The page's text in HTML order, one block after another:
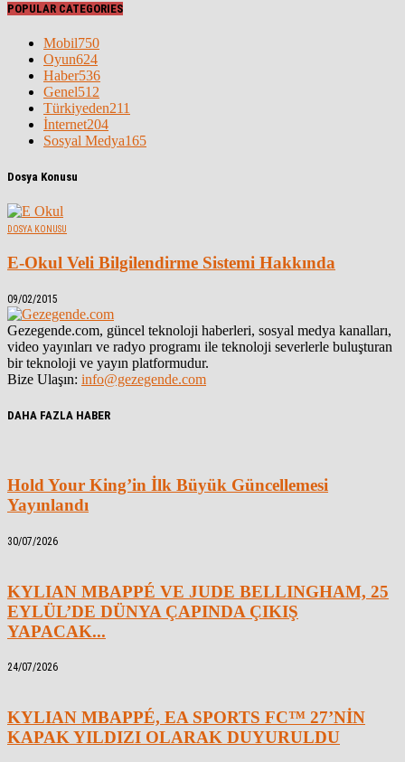
POPULAR CATEGORIES
Mobil750
Oyun624
Haber536
Genel512
Türkiyeden211
İnternet204
Sosyal Medya165
Dosya Konusu
DOSYA KONUSU
E-Okul Veli Bilgilendirme Sistemi Hakkında
09/02/2015
Gezegende.com, güncel teknoloji haberleri, sosyal medya kanalları,
video yayınları ve radyo programı ile teknoloji severlerle buluşturan
bir teknoloji ve yayın platformudur.
Bize Ulaşın: info@gezegende.com
DAHA FAZLA HABER
Hold Your King’in İlk Büyük Güncellemesi
Yayınlandı
30/07/2026
KYLIAN MBAPPÉ VE JUDE BELLINGHAM, 25
EYLÜL’DE DÜNYA ÇAPINDA ÇIKIŞ
YAPACAK...
24/07/2026
KYLIAN MBAPPÉ, EA SPORTS FC™ 27’NİN
KAPAK YILDIZI OLARAK DUYURULDU